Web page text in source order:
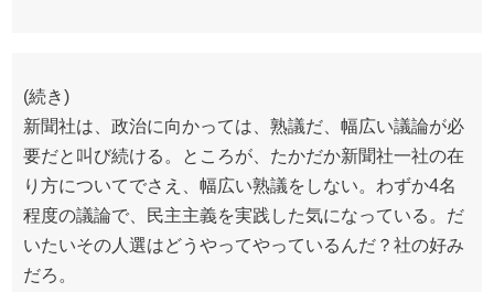
(続き)
新聞社は、政治に向かっては、熟議だ、幅広い議論が必
要だと叫び続ける。ところが、たかだか新聞社一社の在
り方についてでさえ、幅広い熟議をしない。わずか4名
程度の議論で、民主主義を実践した気になっている。だ
いたいその人選はどうやってやっているんだ？社の好み
だろ。